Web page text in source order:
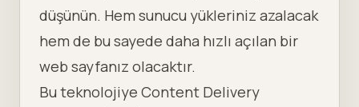
düşünün. Hem sunucu yükleriniz azalacak
hem de bu sayede daha hızlı açılan bir
web sayfanız olacaktır.
Bu teknolojiye Content Delivery